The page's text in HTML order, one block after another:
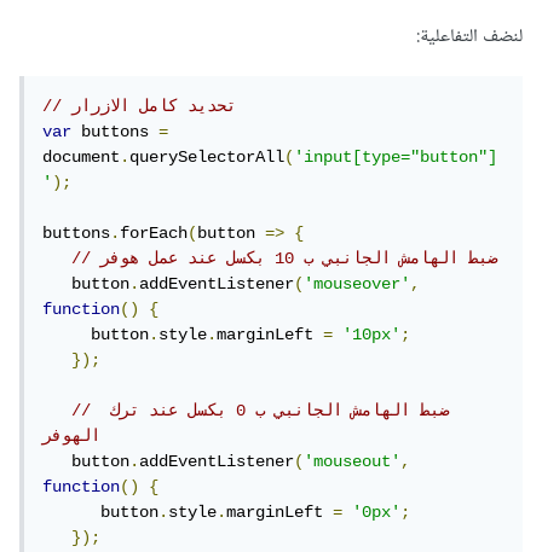
لنضف التفاعلية:
// تحديد كامل الازرار
var buttons =
document.querySelectorAll('input[type="button"]
');
buttons.forEach(button =>
{
// ضبط الهامش الجانبي ب 10 بكسل عند عمل هوفر
   button
.addEventListener('mouseover',
function()
{
     button
.style.marginLeft = '10px';
});
// ضبط الهامش الجانبي ب 0 بكسل عند ترك
الهوفر
   button
.addEventListener('mouseout',
function()
{
      button
.style.marginLeft = '0px';
});